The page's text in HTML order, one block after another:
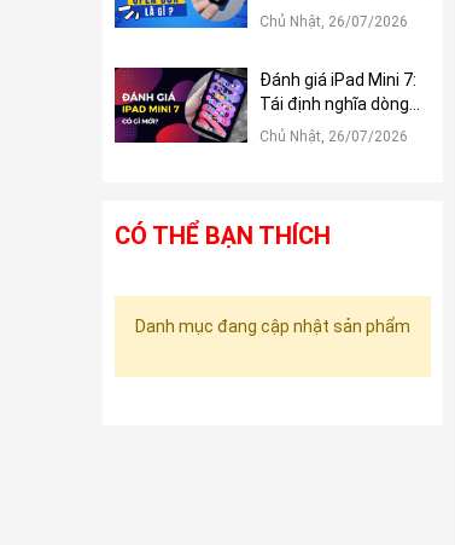
?
Chủ Nhật, 26/07/2026
Đánh giá iPad Mini 7:
Tái định nghĩa dòng
iPad Mini
Chủ Nhật, 26/07/2026
CÓ THỂ BẠN THÍCH
Danh mục đang cập nhật sản phẩm